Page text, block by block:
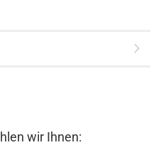
wir Ihnen: